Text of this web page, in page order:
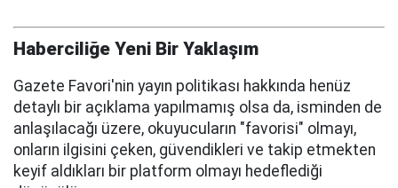
Haberciliğe Yeni Bir Yaklaşım
Gazete Favori'nin yayın politikası hakkında henüz
detaylı bir açıklama yapılmamış olsa da, isminden de
anlaşılacağı üzere, okuyucuların "favorisi" olmayı,
onların ilgisini çeken, güvendikleri ve takip etmekten
keyif aldıkları bir platform olmayı hedeflediği